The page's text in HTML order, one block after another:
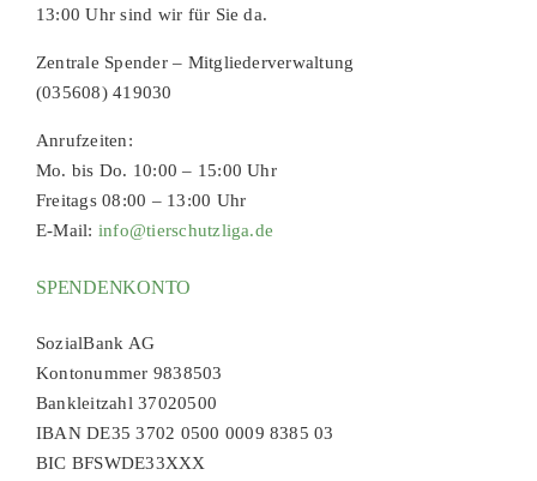
13:00 Uhr sind wir für Sie da.
Zentrale Spender – Mitgliederverwaltung
(035608) 419030
Anrufzeiten:
Mo. bis Do. 10:00 – 15:00 Uhr
Freitags 08:00 – 13:00 Uhr
E-Mail: info@tierschutzliga.de
SPENDENKONTO
SozialBank AG
Kontonummer 9838503
Bankleitzahl 37020500
IBAN DE35 3702 0500 0009 8385 03
BIC BFSWDE33XXX